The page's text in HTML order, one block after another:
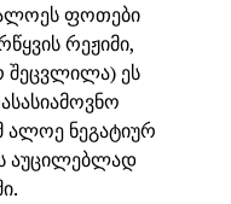
ფოთები
რეჟიმი,
შეცვლილა) ეს
ალოე ნეგატიურ
აუცილებლად